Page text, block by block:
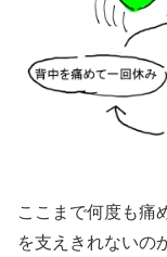
ここまで何度も痛
を支えきれないの